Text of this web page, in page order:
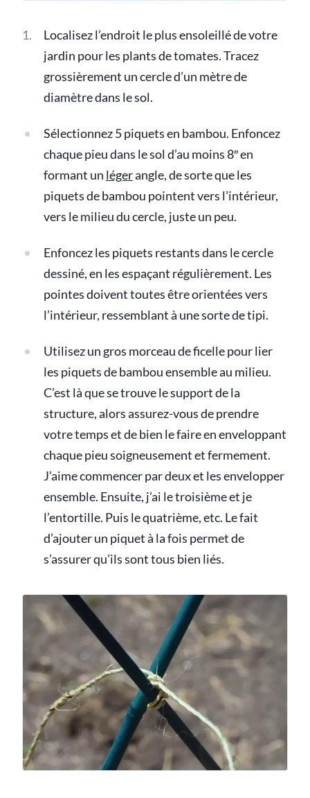
Localisez l’endroit le plus ensoleillé de votre
jardin pour les plants de tomates. Tracez
grossièrement un cercle d’un mètre de
diamètre dans le sol.
Sélectionnez 5 piquets en bambou. Enfoncez
chaque pieu dans le sol d’au moins 8″ en
formant un légerangle, de sorte que les
piquets de bambou pointent vers l’intérieur,
vers le milieu du cercle, juste un peu.
Enfoncez les piquets restants dans le cercle
dessiné, en les espaçant régulièrement. Les
pointes doivent toutes être orientées vers
l’intérieur, ressemblant à une sorte de tipi.
Utilisez un gros morceau de ficelle pour lier
les piquets de bambou ensemble au milieu.
C’est là que se trouve le support de la
structure, alors assurez-vous de prendre
votre temps et de bien le faire en enveloppant
chaque pieu soigneusement et fermement.
J’aime commencer par deux et les envelopper
ensemble. Ensuite, j’ai le troisième et je
l’entortille. Puis le quatrième, etc. Le fait
d’ajouter un piquet à la fois permet de
s’assurer qu’ils sont tous bien liés.